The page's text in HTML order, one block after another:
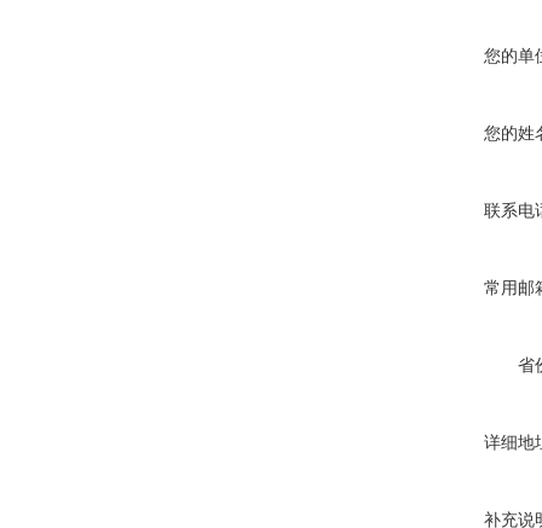
您的单
您的姓
联系电
常用邮
省
详细地
补充说